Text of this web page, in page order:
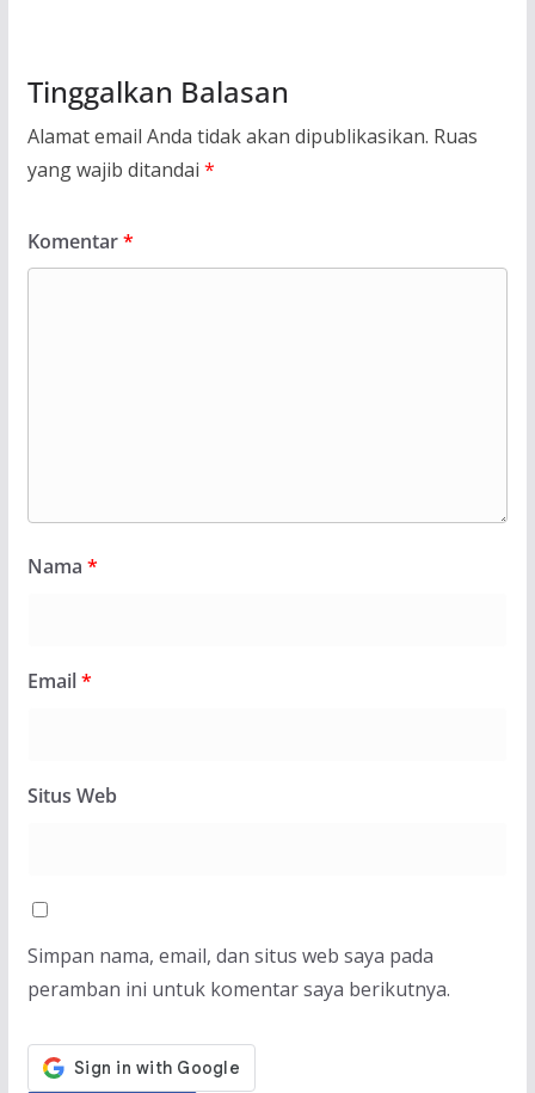
Tinggalkan Balasan
Alamat email Anda tidak akan dipublikasikan. Ruas
yang wajib ditandai *
Komentar*
Nama *
Email*
Situs Web
Simpan nama, email, dan situs web saya pada
peramban ini untuk komentar saya berikutnya.